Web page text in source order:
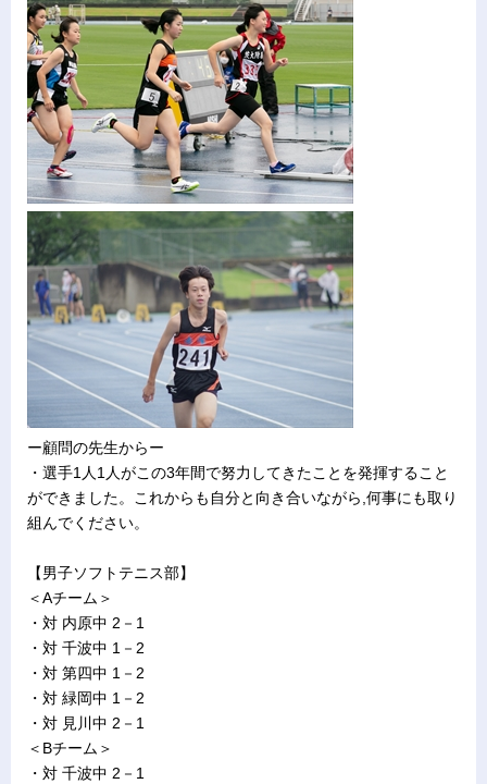
ー顧問の先生からー
・選手1人1人がこの3年間で努力してきたことを発揮すること
ができました。これからも自分と向き合いながら,何事にも取り
組んでください。
【男子ソフトテニス部】
＜Aチーム＞
・対 内原中 2－1
・対 千波中 1－2
・対 第四中 1－2
・対 緑岡中 1－2
・対 見川中 2－1
＜Bチーム＞
・対 千波中 2－1